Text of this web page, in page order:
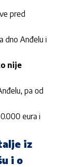
pred
dno Anđelu i
nije
pa od
eura i
iz
i o